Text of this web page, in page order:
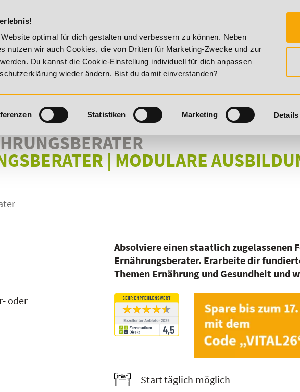
optimal für dich gestalten und verbessern zu können. Neben
nutzen wir auch Cookies, die von Dritten für Marketing-Zwecke und zur
Du kannst die Cookie-Einstellung individuell für dich anpassen
wieder ändern. Bist du damit einverstanden?
Statistiken Marketing
KONTAKT
20% Rabatt bis 17. August 2026 - Summer Vitality! 20% Rabatt bis 17.
| MODULARE
oder
Absolviere einen staatlich zugelassenen
Ernährungsberater. Erarbeite dir
Themen Ernährung und Gesundheit und
Start täglich möglich